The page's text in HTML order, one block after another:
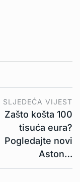
SLJEDEĆA VIJEST
Zašto košta 100
tisuća eura?
Pogledajte novi
Aston…